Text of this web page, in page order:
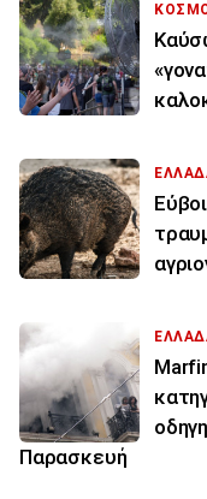
Παρασκευή